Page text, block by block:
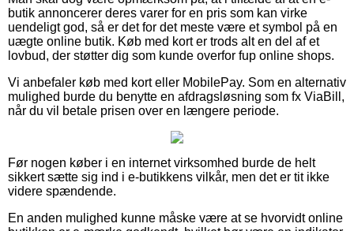
butik annoncerer deres varer for en pris som kan virke
uendeligt god, så er det for det meste være et symbol på en
uægte online butik. Køb med kort er trods alt en del af et
lovbud, der støtter dig som kunde overfor fup online shops.
Vi anbefaler køb med kort eller MobilePay. Som en alternativ
mulighed burde du benytte en afdragsløsning som fx ViaBill,
når du vil betale prisen over en længere periode.
Før nogen køber i en internet virksomhed burde de helt
sikkert sætte sig ind i e-butikkens vilkår, men det er tit ikke
videre spændende.
En anden mulighed kunne måske være at se hvorvidt online